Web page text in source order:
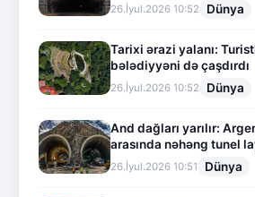
26.İyul.2026 10:52 Dünya
Tarixi ərazi yalanı:
bələdiyyəni də çaşdırdı
26.İyul.2026 10:52 Dünya
And dağları yarılır:
arasında nəhəng tunel
26.İyul.2026 10:51 Dünya